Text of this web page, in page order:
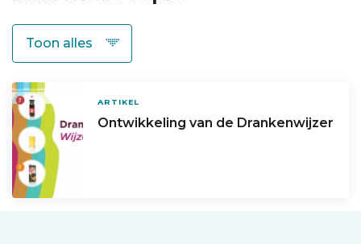
ARTIKEL
Ontwikkeling van de Drankenwijzer